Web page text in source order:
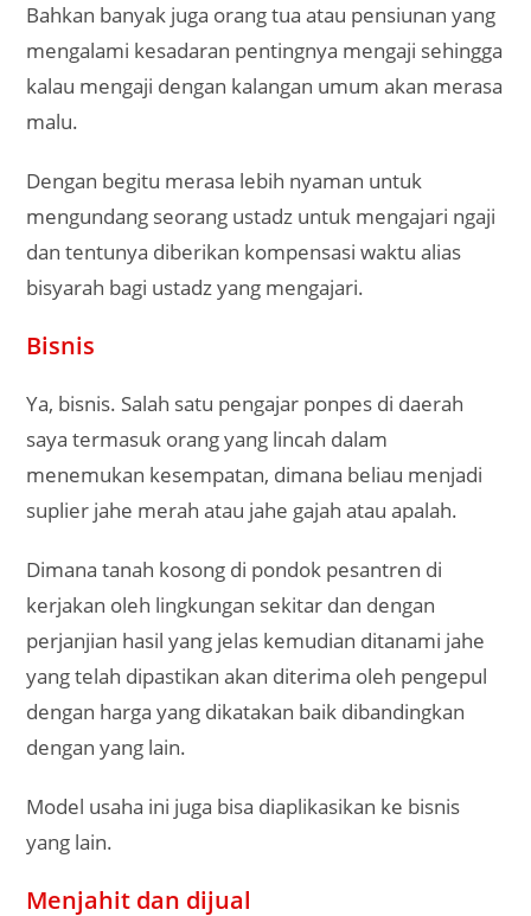
Bahkan banyak juga orang tua atau pensiunan yang
mengalami kesadaran pentingnya mengaji sehingga
kalau mengaji dengan kalangan umum akan merasa
malu.
Dengan begitu merasa lebih nyaman untuk
mengundang seorang ustadz untuk mengajari ngaji
dan tentunya diberikan kompensasi waktu alias
bisyarah bagi ustadz yang mengajari.
Bisnis
Ya, bisnis. Salah satu pengajar ponpes di daerah
saya termasuk orang yang lincah dalam
menemukan kesempatan, dimana beliau menjadi
suplier jahe merah atau jahe gajah atau apalah.
Dimana tanah kosong di pondok pesantren di
kerjakan oleh lingkungan sekitar dan dengan
perjanjian hasil yang jelas kemudian ditanami jahe
yang telah dipastikan akan diterima oleh pengepul
dengan harga yang dikatakan baik dibandingkan
dengan yang lain.
Model usaha ini juga bisa diaplikasikan ke bisnis
yang lain.
Menjahit dan dijual